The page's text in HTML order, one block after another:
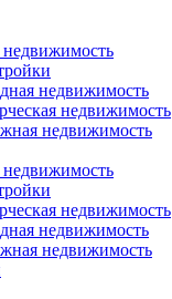
недвижимость
недвижимость
недвижимость
недвижимость
недвижимость
недвижимость